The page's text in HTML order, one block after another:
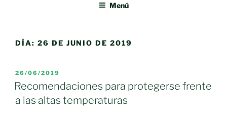
Menú
DÍA: 26 DE JUNIO DE 2019
PUBLICADO
EL
26/06/2019
Recomendaciones para protegerse frente
a las altas temperaturas